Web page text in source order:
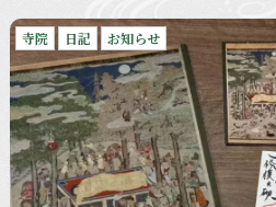
寺院 日記 お知らせ